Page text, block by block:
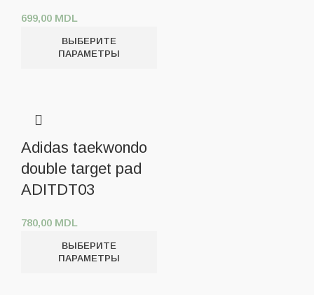
699,00 MDL
ВЫБЕРИТЕ
ПАРАМЕТРЫ
Adidas taekwondo
double target pad
ADITDT03
780,00 MDL
ВЫБЕРИТЕ
ПАРАМЕТРЫ